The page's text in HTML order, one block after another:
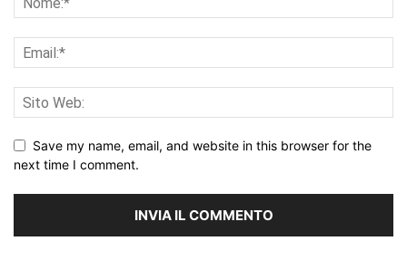
Save my name, email, and website in this browser for the
next time I comment.